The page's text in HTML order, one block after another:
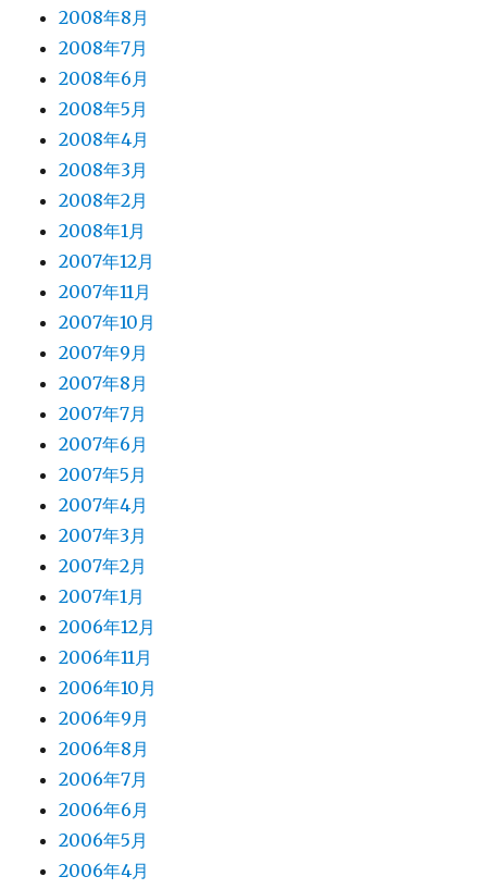
2008年8月
2008年7月
2008年6月
2008年5月
2008年4月
2008年3月
2008年2月
2008年1月
2007年12月
2007年11月
2007年10月
2007年9月
2007年8月
2007年7月
2007年6月
2007年5月
2007年4月
2007年3月
2007年2月
2007年1月
2006年12月
2006年11月
2006年10月
2006年9月
2006年8月
2006年7月
2006年6月
2006年5月
2006年4月